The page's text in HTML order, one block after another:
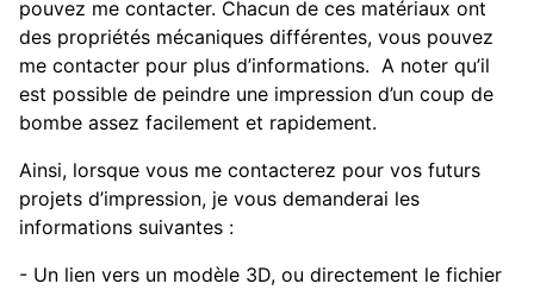
pouvez me contacter. Chacun de ces matériaux ont
des propriétés mécaniques différentes, vous pouvez
me contacter pour plus d’informations. A noter qu’il
est possible de peindre une impression d’un coup de
bombe assez facilement et rapidement.
Ainsi, lorsque vous me contacterez pour vos futurs
projets d’impression, je vous demanderai les
informations suivantes :
- Un lien vers un modèle 3D, ou directement le fichier